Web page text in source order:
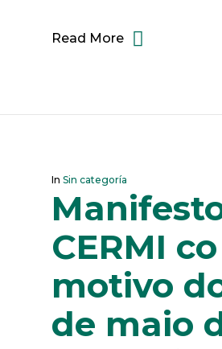
Read More
In Sin categoría
CERMI co
motivo
de maio